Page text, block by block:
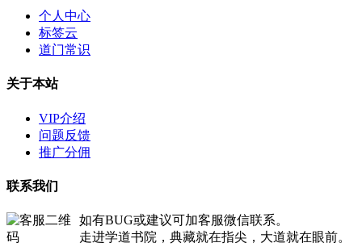
个人中心
标签云
道门常识
关于本站
VIP介绍
问题反馈
推广分佣
联系我们
如有BUG或建议可加客服微信联系。
走进学道书院，典藏就在指尖，大道就在眼前。